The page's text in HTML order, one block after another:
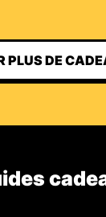
PLUS DE